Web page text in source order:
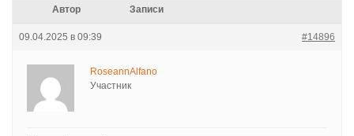
Автор Записи
09.04.2025 в 09:39 #14896
RoseannAlfano
Участник